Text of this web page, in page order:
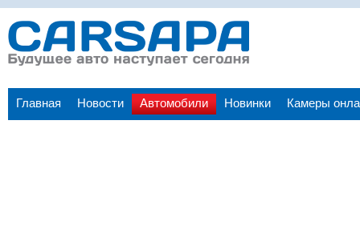
Главная Новости Автомобили Новинки Камеры